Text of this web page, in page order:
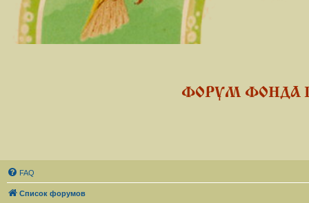
ФОРУМ ФОНДА
FAQ
Список форумов